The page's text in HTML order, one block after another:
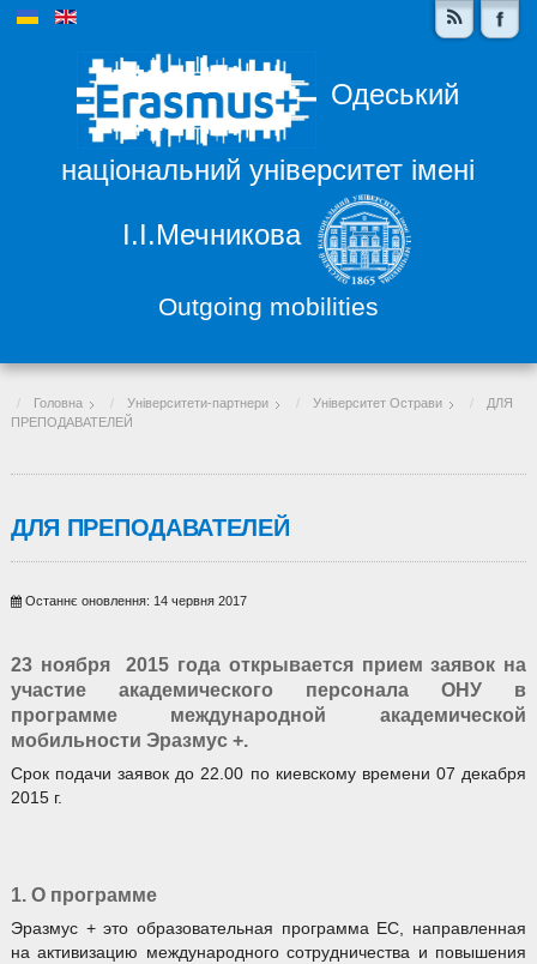
Одеський
національний університет імені
І.І.Мечникова
Outgoing mobilities
Головна Університети-партнери Університет Острави
ДЛЯ
ПРЕПОДАВАТЕЛЕЙ
ДЛЯ ПРЕПОДАВАТЕЛЕЙ
Останнє оновлення: 14 червня 2017
23 ноября 2015 года открывается прием заявок на
участие академического персонала ОНУ в
программе международной академической
мобильности Эразмус +.
Срок подачи заявок до 22.00 по киевскому времени 07 декабря
2015 г.
1. О программе
Эразмус + это образовательная программа ЕС, направленная
на активизацию международного сотрудничества и повышения